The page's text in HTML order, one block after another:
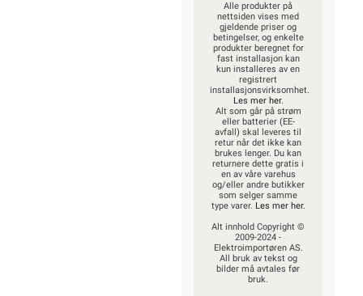
Alle produkter på
nettsiden vises med
gjeldende priser og
betingelser, og enkelte
produkter beregnet for
fast installasjon kan
kun installeres av en
registrert
installasjonsvirksomhet.
Les mer her.
Alt som går på strøm
eller batterier (EE-
avfall) skal leveres til
retur når det ikke kan
brukes lenger. Du kan
returnere dette gratis i
en av våre varehus
og/eller andre butikker
som selger samme
type varer. Les mer her.
Alt innhold Copyright ©
2009-2024 -
Elektroimportøren AS.
All bruk av tekst og
bilder må avtales før
bruk.